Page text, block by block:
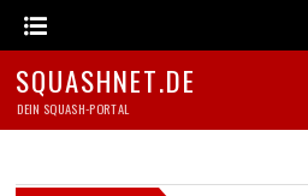
SQUASHNET.DE
DEIN SQUASH-PORTAL